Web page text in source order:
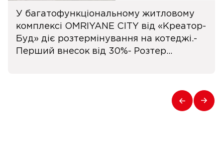
У багатофункціональному житловому
комплексі OMRIYANE CITY від «Креатор-
Буд» діє розтермінування на котеджі.-
Перший внесок від 30%- Розтер...